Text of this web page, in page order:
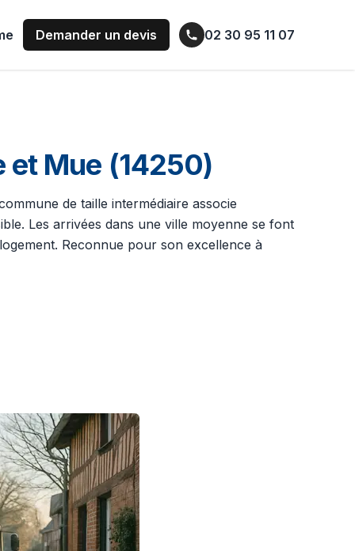
Demander un devis 02 30 95 11 07
et Mue (14250)
de taille intermédiaire associe
Les arrivées dans une ville moyenne se font
Reconnue pour son excellence à